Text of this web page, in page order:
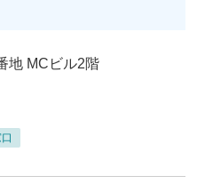
地MCビル2階